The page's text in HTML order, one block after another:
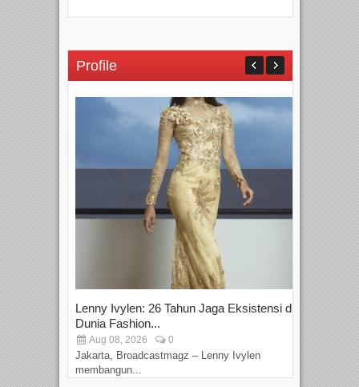
Profile
Lenny Ivylen: 26 Tahun Jaga Eksistensi di
Dunia Fashion...
Aug 08, 2026 0
Jakarta, Broadcastmagz – Lenny Ivylen
membangun...